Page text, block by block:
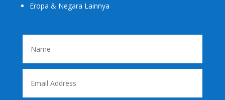
Eropa & Negara Lainnya